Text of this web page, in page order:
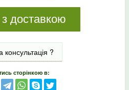
доставкою
консультація ?
сторінкою в: